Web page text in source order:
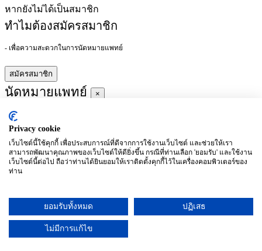
หากยังไม่ได้เป็นสมาชิก
ทำไมต้องสมัครสมาชิก
- เพื่อความสะดวกในการนัดหมายแพทย์
สมัครสมาชิก
นัดหมายแพทย์ ×
ผู้ชำนาญการ
ประจำ :
อาทิตย์
จันทร์
(27/09)
อังคาร
(28/09)
พุธ
พฤหัสบดี
ศุกร์
เสาร์
Privacy cookie
เว็บไซต์นี้ใช้คุกกี้ เพื่อประสบการณ์ที่ดีจากการใช้งานเว็บไซต์ และช่วยให้เรา
สามารถพัฒนาคุณภาพของเว็บไซต์ให้ดียิ่งขึ้น กรณีที่ท่านเลือก 'ยอมรับ' และใช้งาน
เว็บไซต์นี้ต่อไป ถือว่าท่านได้ยินยอมให้เราติดตั้งคุกกี้ไว้ในเครื่องคอมพิวเตอร์ของ
ท่าน
ยอมรับทั้งหมด ปฏิเสธ
ไม่มีการแก้ไข